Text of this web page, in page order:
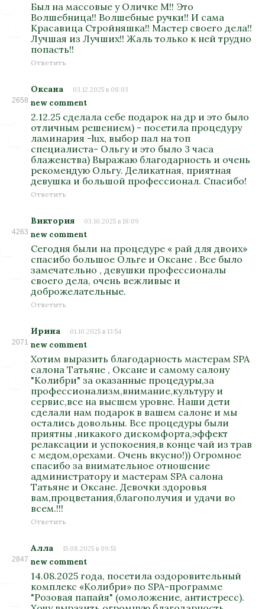
Был на массовые у Оличке М!! Это
Волшебница!! Волшебные ручки!! И сама
Красавица Стройняшка!! Мастер своего дела!!
Лучшая из Лучших!! Жаль только к ней трудно
попасть!!
Ответить
2658
Оксана 03.12.2025 в 08:03
new comment
2.12.25 сделала себе подарок на др и это было
отличным решением) - посетила процедуру
ламинария -lux, выбор пал на топ
специалиста- Ольгу и это было 3 часа
блаженства) Выражаю благодарность и очень
рекомендую Ольгу. Деликатная, приятная
девушка и большой профессионал. Спасибо!
Ответить
4263
Виктория 03.10.2025 в 18:09
new comment
Сегодня были на процедуре « рай для двоих»
спасибо большое Ольге и Оксане . Все было
замечательно , девушки профессионалы
своего дела, очень вежливые и
доброжелательные.
Ответить
2071
Ирина 01.10.2025 в 13:54
new comment
Хотим выразить благодарность мастерам SPA
салона Татьяне , Оксане и самому салону
"Колибри" за оказанные процедуры,за
профессионализм,внимание,культуру и
сервис,все на высшем уровне. Наши дети
сделали нам подарок в вашем салоне и мы
остались довольны. Все процедуры были
приятны ,никакого дискомфорта,эффект
релаксации и успокоения,в конце чай из трав
с медом,орехами. Очень вкусно!)) Огромное
спасибо за внимательное отношение
администратору и мастерам SPA салона
Татьяне и Оксане. Девочки здоровья
вам,процветания,благополучия и удачи во
всем.!!!
Ответить
2847
Алла 15.08.2025 в 09:51
new comment
14.08.2025 года, посетила оздоровительный
комплекс «Колибри» по SPA-программе
"Розовая папайя" (омоложение, антистресс).